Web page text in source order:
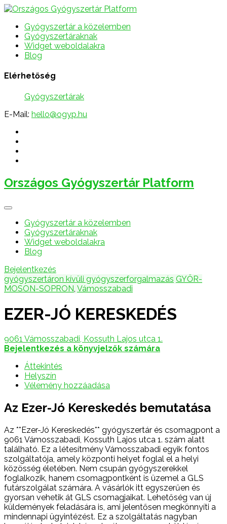
Gyógyszertár a közelemben
Gyógyszertáraknak
Widget weboldalakra
Blog
Elérhetőség
Gyógyszertárak
E-Mail: hello@ogyp.hu
Országos Gyógyszertár Platform
Gyógyszertár a közelemben
Gyógyszertáraknak
Widget weboldalakra
Blog
Bejelentkezés
gyógyszertáron kívüli gyógyszerforgalmazás GYŐR-
MOSON-SOPRON, Vámosszabadi
EZER-JÓ KERESKEDÉS
9061 Vámosszabadi, Kossuth Lajos utca 1.
Bejelentkezés a könyvjelzők számára
Áttekintés
Helyszín
Vélemény hozzáadása
Az Ezer-Jó Kereskedés bemutatása
Az **Ezer-Jó Kereskedés** gyógyszertár és csomagpont a
9061 Vámosszabadi, Kossuth Lajos utca 1. szám alatt
található. Ez a létesítmény Vámosszabadi egyik fontos
szolgáltatója, amely központi helyet foglal el a helyi
közösség életében. Nem csupán gyógyszerekkel
foglalkozik, hanem csomagpontként is üzemel a GLS
futárszolgálat számára. A vásárlók itt egyszerűen és
gyorsan vehetik át GLS csomagjaikat. Lehetőség van új
küldemények feladására is, ami jelentősen megkönnyíti a
mindennapi ügyintézést. Ez a szolgáltatás nagyban